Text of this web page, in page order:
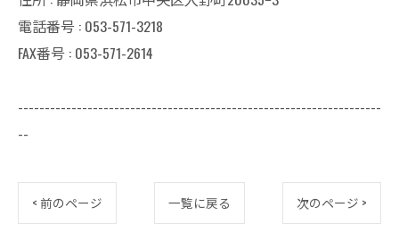
電話番号 : 053-571-3218
FAX番号 : 053-571-2614
--------------------------------------------------------------------
--
< 前のページ 一覧に戻る 次のページ >